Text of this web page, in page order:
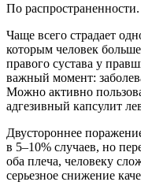
По распространенности.
Чаще всего страдает
которым человек
правого сустава у
важный момент:
Можно активно
адгезивный капсулит
Двустороннее
в 5–10% случаев, но
оба плеча, человеку
серьезное снижение